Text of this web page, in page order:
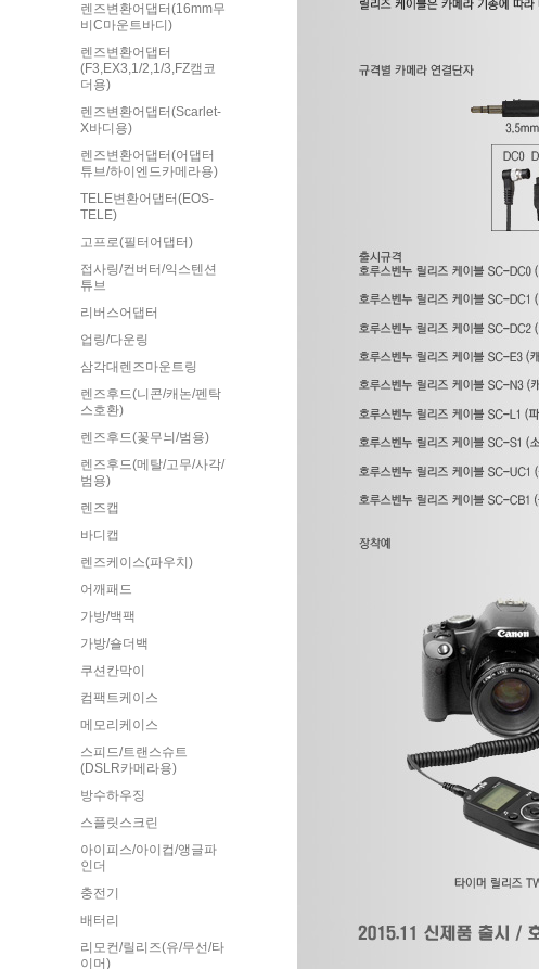
렌즈변환어댑터(16mm무
비C마운트바디)
렌즈변환어댑터
(F3,EX3,1/2,1/3,FZ캠코
더용)
렌즈변환어댑터(Scarlet-
X바디용)
렌즈변환어댑터(어댑터
튜브/하이엔드카메라용)
TELE변환어댑터(EOS-
TELE)
고프로(필터어댑터)
접사링/컨버터/익스텐션
튜브
리버스어댑터
업링/다운링
삼각대렌즈마운트링
렌즈후드(니콘/캐논/펜탁
스호환)
렌즈후드(꽃무늬/범용)
렌즈후드(메탈/고무/사각/
범용)
렌즈캡
바디캡
렌즈케이스(파우치)
어깨패드
가방/백팩
가방/숄더백
쿠션칸막이
컴팩트케이스
메모리케이스
스피드/트랜스슈트
(DSLR카메라용)
방수하우징
스플릿스크린
아이피스/아이컵/앵글파
인더
충전기
배터리
리모컨/릴리즈(유/무선/타
이머)